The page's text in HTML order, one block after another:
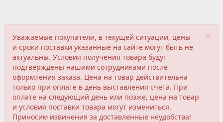
×
Уважаемые покупатели, в текущей ситуации, цены
и сроки поставки указанные на сайте могут быть не
актуальны. Условия получения товара будут
подтверждены нашими сотрудниками после
оформления заказа. Цена на товар действительна
только при оплате в день выставления счета. При
оплате на следующий день или позже, цена на товар
и условия поставки товара могут измениться.
Приносим извинения за доставленные неудобства!